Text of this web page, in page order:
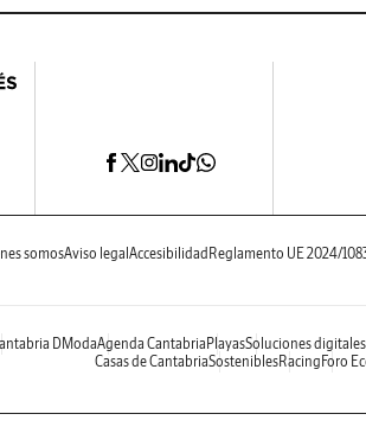
somosAviso legal Accesibilidad Reglamento UE 2024/
DModaAgenda Cantabria PlayasSoluciones
Casas de CantabriaSosteniblesRacing Foro